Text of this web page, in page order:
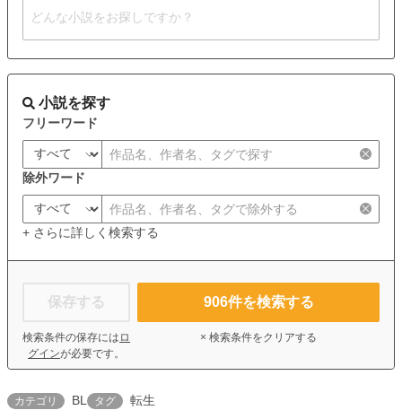
小説を探す
フリーワード
除外ワード
+ さらに詳しく検索する
保存する
検索条件の保存には ロ
グインが必要です。
906件を検索する
× 検索条件をクリアする
カテゴリ BL タグ 転生